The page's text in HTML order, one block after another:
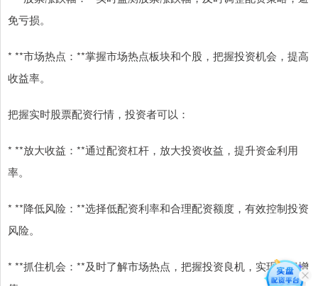
免亏损。
* **市场热点：**掌握市场热点板块和个股，把握投资机会，提高
收益率。
把握实时股票配资行情，投资者可以：
* **放大收益：**通过配资杠杆，放大投资收益，提升资金利用
率。
* **降低风险：**选择低配资利率和合理配资额度，有效控制投资
风险。
* **抓住机会：**及时了解市场热点，把握投资良机，实现财富增